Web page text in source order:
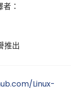
者：
推出
Linux-